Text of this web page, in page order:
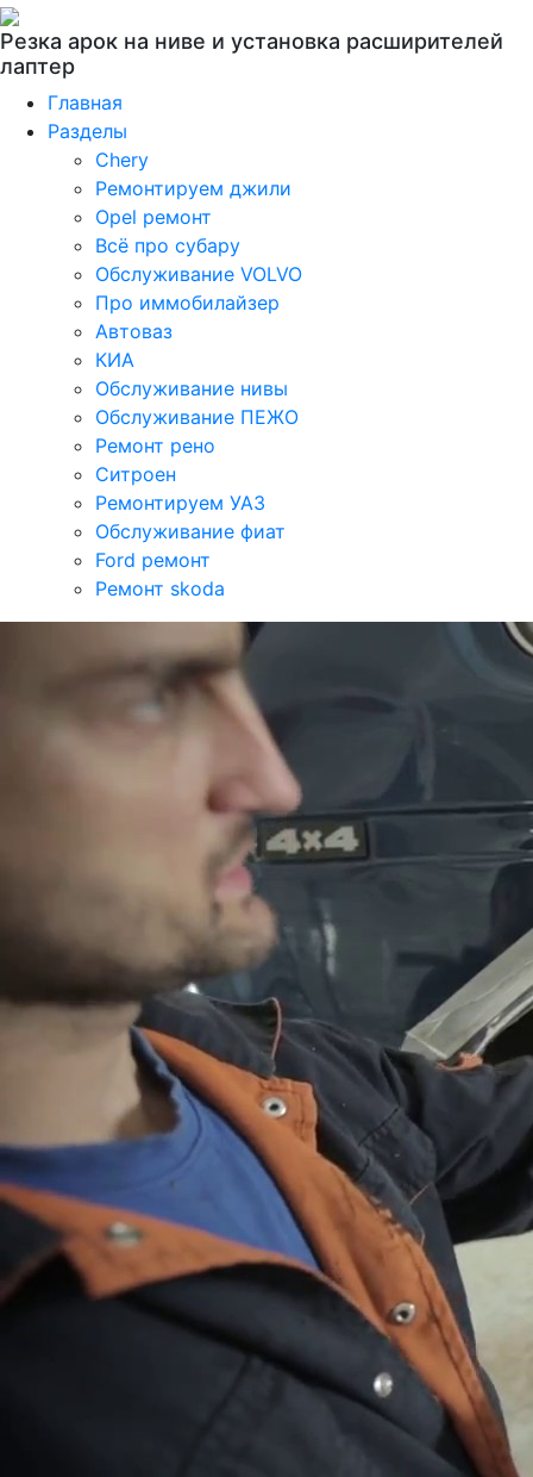
Резка арок на ниве и установка расширителей
лаптер
Главная
Разделы
Chery
Ремонтируем джили
Opel ремонт
Всё про субару
Обслуживание VOLVO
Про иммобилайзер
Автоваз
КИА
Обслуживание нивы
Обслуживание ПЕЖО
Ремонт рено
Ситроен
Ремонтируем УАЗ
Обслуживание фиат
Ford ремонт
Ремонт skoda